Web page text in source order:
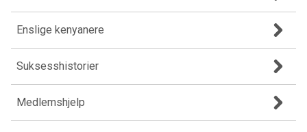
Enslige kenyanere
Suksesshistorier
Medlemshjelp